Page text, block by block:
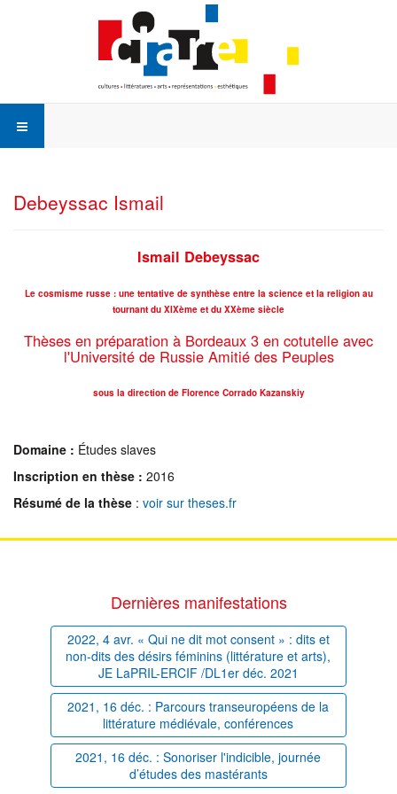
Debeyssac Ismail
Ismail Debeyssac
Le cosmisme russe : une tentative de synthèse entre la science et la religion au
tournant du XIXème et du XXème siècle
Thèses en préparation à Bordeaux 3 en cotutelle avec
l'Université de Russie Amitié des Peuples
sous la direction de Florence Corrado Kazanskiy
Domaine : Études slaves
Inscription en thèse : 2016
Résumé de la thèse : voir sur theses.fr
Dernières manifestations
2022, 4 avr. « Qui ne dit mot consent » : dits et
non-dits des désirs féminins (littérature et arts),
JE LaPRIL-ERCIF /DL1er déc. 2021
2021, 16 déc. : Parcours transeuropéens de la
littérature médiévale, conférences
2021, 16 déc. : Sonoriser l'indicible, journée
d’études des mastérants